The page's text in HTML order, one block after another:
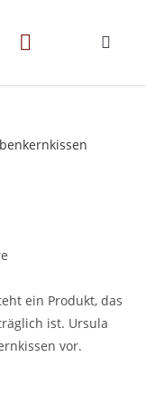
ein Produkt, das
ist. Ursula
vor.